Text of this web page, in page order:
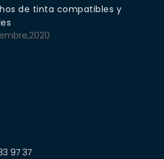
de tinta compatibles y
97 37